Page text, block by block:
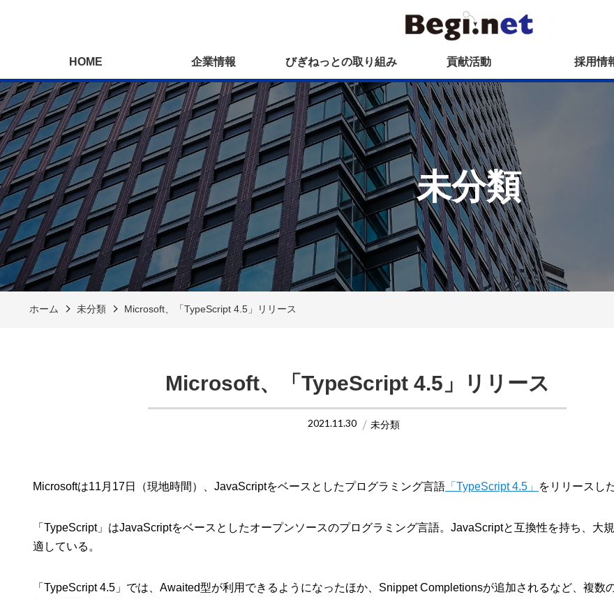
HOME 企業情報 びぎねっとの取り組み 貢献活動 採用情
未分類
ホーム 未分類 Microsoft、「TypeScript 4.5」リリース
Microsoft、「TypeScript 4.5」リリース
2021.11.30 未分類
Microsoftは11月17日（現地時間）、JavaScriptをベースとしたプログラミング言語 「TypeScript 4.5」 をリリースした
「TypeScript」はJavaScriptをベースとしたオープンソースのプログラミング言語。JavaScriptと互換性を持ち、大
適している。
「TypeScript 4.5」では、Awaited型が利用できるようになったほか、Snippet Completionsが追加されるなど、複数